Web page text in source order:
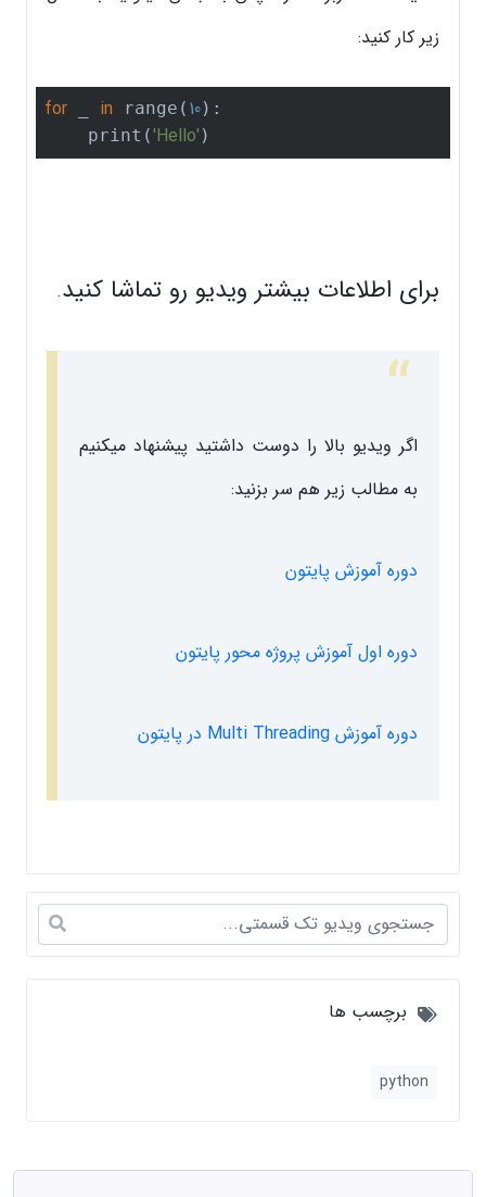
برچسب ها
python
زیر کار کنید:
for in range( 10):
    print(
'Hello' )
برای اطلاعات بیشتر ویدیو رو تماشا کنید.
اگر ویدیو بالا را دوست داشتید پیشنهاد میکنیم
به مطالب زیر هم سر بزنید:
دوره آموزش پایتون
دوره اول آموزش پروژه محور پایتون
دوره آموزش Multi Threading در پایتون